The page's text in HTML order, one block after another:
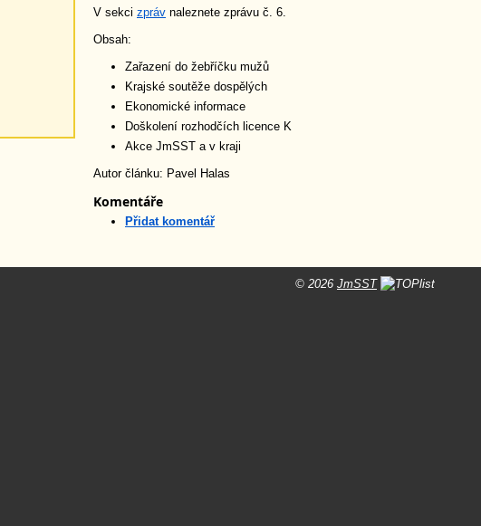
V sekci zpráv naleznete zprávu č. 6.
Obsah:
Zařazení do žebříčku mužů
Krajské soutěže dospělých
Ekonomické informace
Doškolení rozhodčích licence K
Akce JmSST a v kraji
Autor článku: Pavel Halas
Komentáře
Přidat komentář
© 2026 JmSST